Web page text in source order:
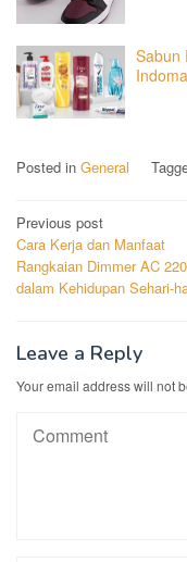
Sabun
Posted in General
Post
navigation
Previous post
Cara Kerja dan Manfaat
Rangkaian Dimmer AC
dalam Kehidupan Sehari-
Leave a Reply
Your email address will not